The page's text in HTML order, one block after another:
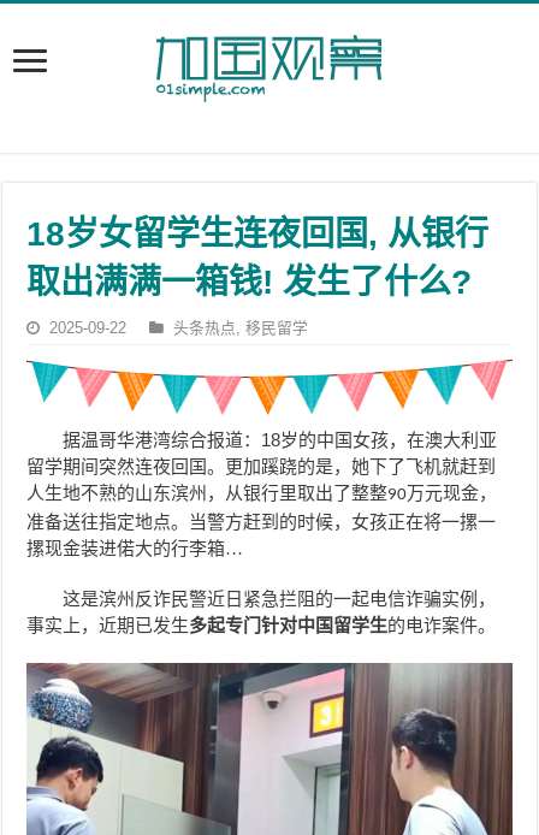
18岁女留学生连夜回国, 从银行
取出满满一箱钱! 发生了什么?
2025-09-22 头条热点,移民留学
据温哥华港湾综合报道：18岁的中国女孩，在澳大利亚
留学期间突然连夜回国。
更加蹊跷的是，她下了飞机就赶到
人生地不熟的山东滨州 ，从银行里取出了整整90万元现金，
准备送往指定地点。
当警方赶到的时候，女孩正在将一摞一
摞现金装进偌大的行李箱…
这是滨州反诈民警近日紧急拦阻的一起电信诈骗实例，
事实上，近期已发生多起专门针对中国留学生的电诈案件。